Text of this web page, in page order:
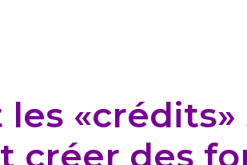
«crédits»
créer des